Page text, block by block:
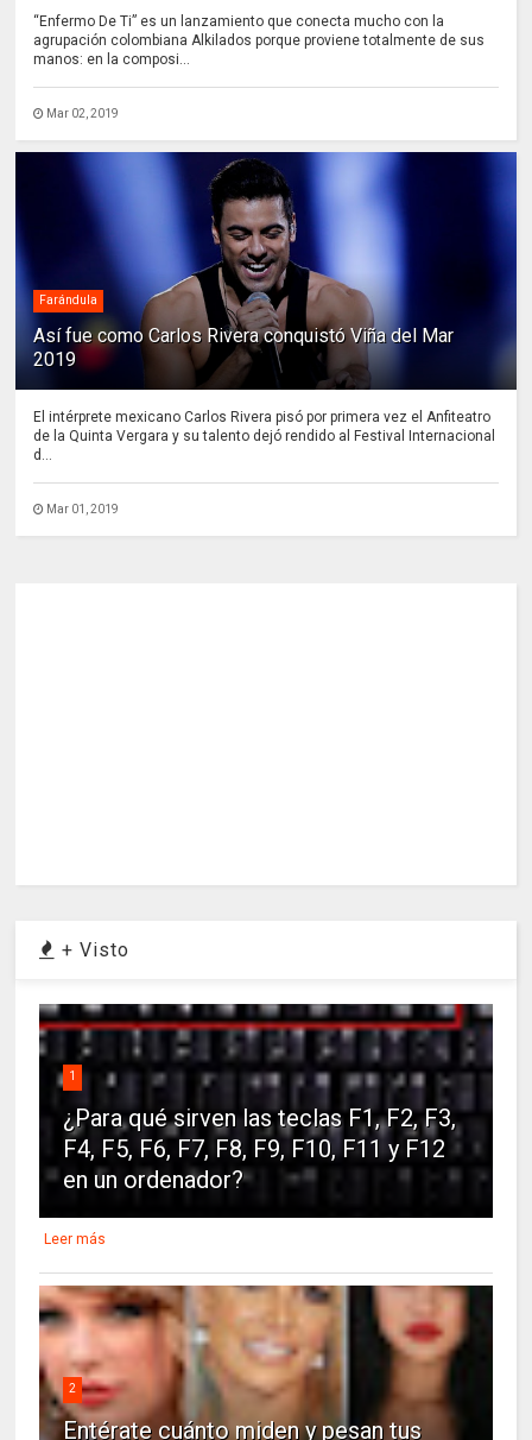
“Enfermo De Ti” es un lanzamiento que conecta mucho con la
agrupación colombiana Alkilados porque proviene totalmente de sus
manos: en la composi...
Mar 02, 2019
Farándula
Así fue como Carlos Rivera conquistó Viña del Mar
2019
El intérprete mexicano Carlos Rivera pisó por primera vez el Anfiteatro
de la Quinta Vergara y su talento dejó rendido al Festival Internacional
d...
Mar 01, 2019
+ Visto
1
¿Para qué sirven las teclas F1, F2, F3,
F4, F5, F6, F7, F8, F9, F10, F11 y F12
en un ordenador?
Leer más
2
Entérate cuánto miden y pesan tus